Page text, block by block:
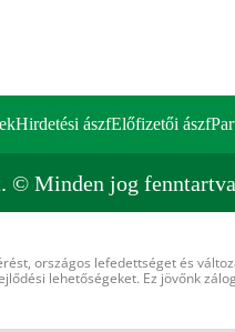
Hirdetési ászfElőfizetői ászf
© Minden jog
országos lefedettséget és
lehetőségeket. Ez jövőnk